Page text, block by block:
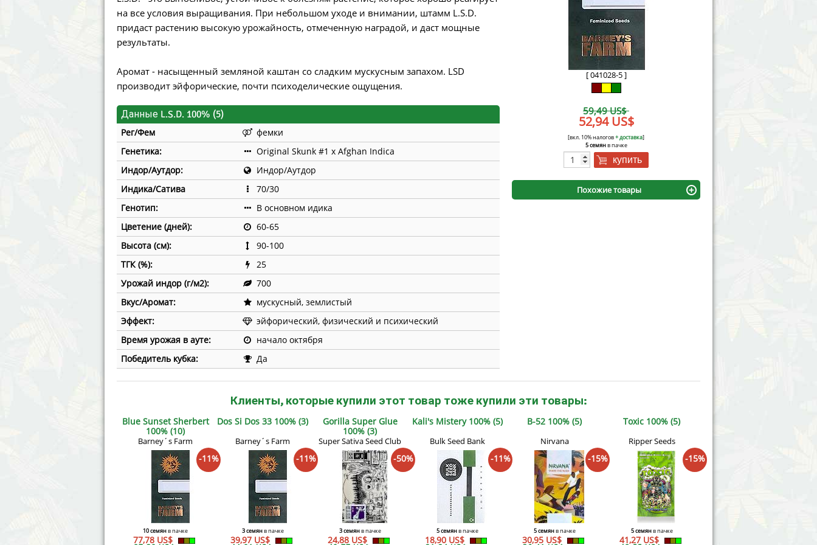
Annabelle´s Garden
Barney´s Farm
Bulk Seed Bank
Bulldog Seeds
Cannabella Genetics
Fast Buds
Female Seeds
Genehtik Seeds
House of the Great Gardener
Mallorca Seeds
Mandala
Ministry of Cannabis
Philosopher Seeds
Söllner - Vadda's Marijuanabam
Sumo Seeds
Victory Seeds
Vision Seeds
White Label Seeds
World of Seeds
CBD Industrial Hemp
на все условия выращивания. При небольшом уходе и внимании, штамм L.S.D.
придаст растению высокую урожайность, отмеченную наградой, и даст мощные
результаты.
Аромат - насыщенный земляной каштан со сладким мускусным запахом. LSD
производит эйфорические, почти психоделические ощущения.
Данные L.S.D. 100% (5)
Рег/Фем
фемки
Генетика:
Original Skunk #1 x Afghan Indica
Индор/Аутдор:
Индор/Аутдор
Индика/Сатива
70/30
Генотип:
В основном идика
Цветение (дней):
60-65
Высота (см):
90-100
ТГК (%):
25
Урожай индор (г/м2):
700
Вкус/Аромат:
мускусный, землистый
Эффект:
эйфорический, физический и психический
Время урожая в ауте:
начало октября
Победитель кубка:
Да
[ 041028-5 ]
59,49 US$
52,94 US$
[вкл. 10% налогов+ доставка]
5 семянв пачке
купить
Похожие товары
Клиенты, которые купили этот товар тоже купили эти товары:
Blue Sunset Sherbert
100% (10)
Barney´s Farm
-11%
10 семянв пачке
77,78 US$
Dos Si Dos 33 100% (3)
Barney´s Farm
-11%
3 семянв пачке
39,97 US$
Gorilla Super Glue
100% (3)
Super Sativa Seed Club
-50%
3 семянв пачке
24,88 US$
Kali's Mistery 100% (5)
Bulk Seed Bank
-11%
5 семянв пачке
18,90 US$
B-52 100% (5)
Nirvana
-15%
5 семянв пачке
30,95 US$
Toxic 100% (5)
Ripper Seeds
-15%
5 семянв пачке
41,27 US$